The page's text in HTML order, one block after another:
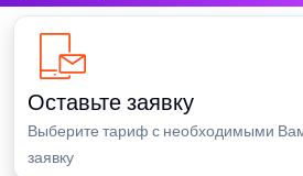
Оставьте заявку
Выберите тариф с необходимыми
заявку